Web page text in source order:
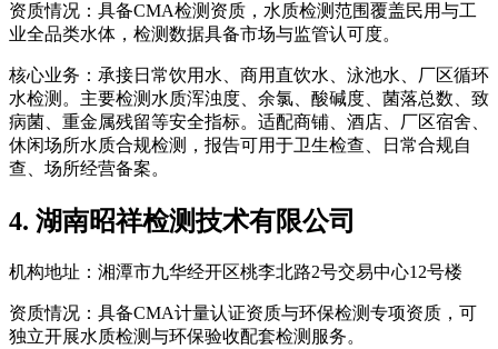
资质情况：具备CMA检测资质，水质检测范围覆盖民用与工
业全品类水体，检测数据具备市场与监管认可度。
核心业务：承接日常饮用水、商用直饮水、泳池水、厂区循环
水检测。主要检测水质浑浊度、余氯、酸碱度、菌落总数、致
病菌、重金属残留等安全指标。适配商铺、酒店、厂区宿舍、
休闲场所水质合规检测，报告可用于卫生检查、日常合规自
查、场所经营备案。
4. 湖南昭祥检测技术有限公司
机构地址：湘潭市九华经开区桃李北路2号交易中心12号楼
资质情况：具备CMA计量认证资质与环保检测专项资质，可
独立开展水质检测与环保验收配套检测服务。